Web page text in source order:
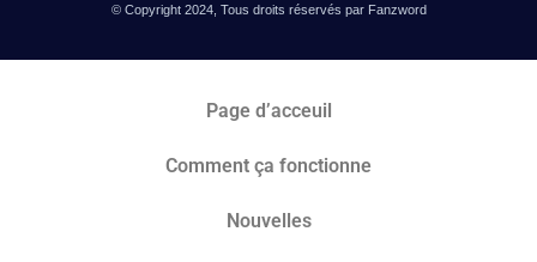
© Copyright 2024, Tous droits réservés par Fanzword
Page d’acceuil
Comment ça fonctionne
Nouvelles